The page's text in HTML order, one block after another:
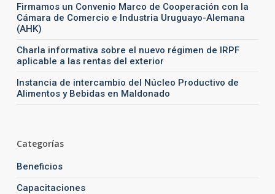
Firmamos un Convenio Marco de Cooperación con la
Cámara de Comercio e Industria Uruguayo-Alemana
(AHK)
Charla informativa sobre el nuevo régimen de IRPF
aplicable a las rentas del exterior
Instancia de intercambio del Núcleo Productivo de
Alimentos y Bebidas en Maldonado
Categorías
Beneficios
Capacitaciones